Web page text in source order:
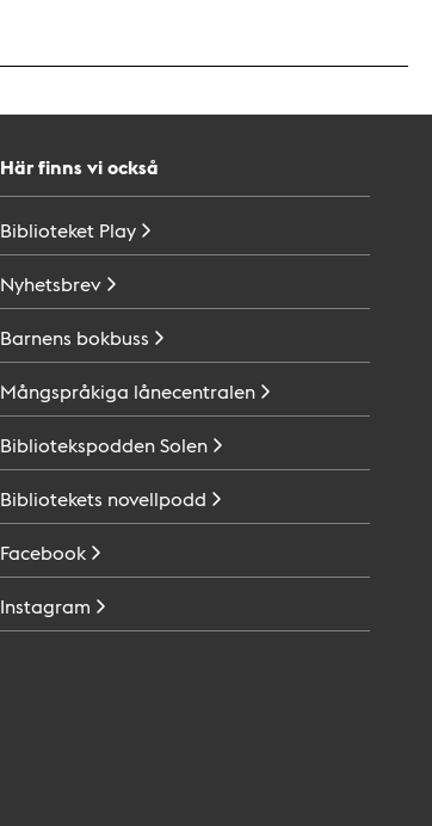
Här finns vi också
Biblioteket Play
Nyhetsbrev
Barnens bokbuss
Mångspråkiga lånecentralen
BibliotekspoddenSolen
Bibliotekets novellpodd
Facebook
Instagram